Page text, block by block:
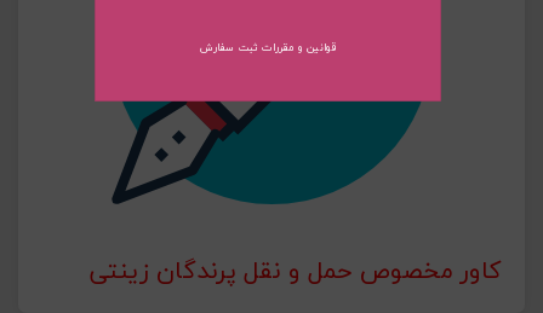
کاور مخصوص حمل و نقل پرندگان زینتی
قوانین و مقررات ثبت سفارش